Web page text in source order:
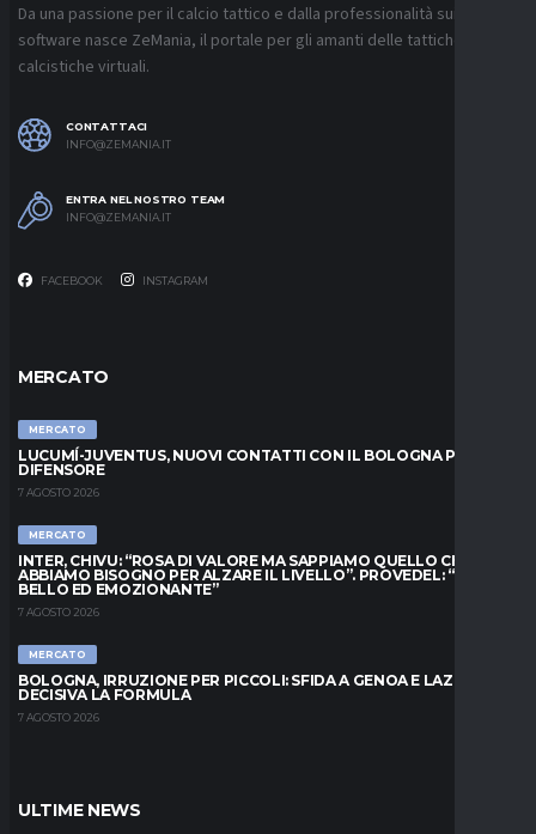
Da una passione per il calcio tattico e dalla professionalità sui
software nasce ZeMania, il portale per gli amanti delle tattiche
calcistiche virtuali.
CONTATTACI
INFO@ZEMANIA.IT
ENTRA NEL NOSTRO TEAM
INFO@ZEMANIA.IT
FACEBOOK INSTAGRAM
MERCATO
MERCATO
LUCUMÍ-JUVENTUS, NUOVI CONTATTI CON IL BOLOGNA PER IL
DIFENSORE
7 AGOSTO 2026
MERCATO
INTER, CHIVU: “ROSA DI VALORE MA SAPPIAMO QUELLO CHE
ABBIAMO BISOGNO PER ALZARE IL LIVELLO”. PROVEDEL: “MESE
BELLO ED EMOZIONANTE”
7 AGOSTO 2026
MERCATO
BOLOGNA, IRRUZIONE PER PICCOLI: SFIDA A GENOA E LAZIO,
DECISIVA LA FORMULA
7 AGOSTO 2026
ULTIME NEWS